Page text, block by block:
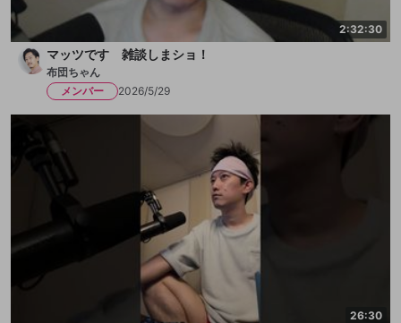
2:32:30
マッツです 雑談しまショ！
布団ちゃん
メンバー
2026/5/29
26:30